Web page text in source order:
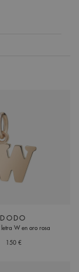
DODO
letra W en oro rosa
150 €